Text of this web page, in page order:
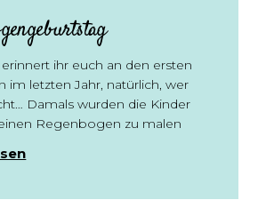
ihr euch an den ersten
im letzten Jahr, natürlich, wer
Damals wurden die Kinder
Regenbogen zu malen